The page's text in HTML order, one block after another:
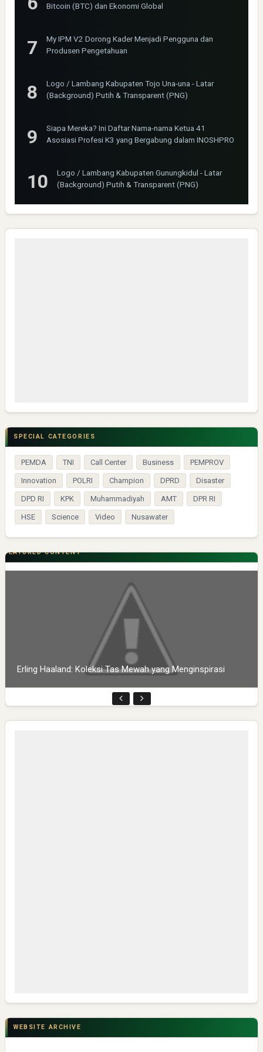
Bitcoin (BTC) dan Ekonomi Global
My IPM V2 Dorong Kader Menjadi Pengguna dan
Produsen Pengetahuan
Logo / Lambang Kabupaten Tojo Una-una - Latar
(Background) Putih & Transparent (PNG)
Siapa Mereka? Ini Daftar Nama-nama Ketua 41
Asosiasi Profesi K3 yang Bergabung dalam INOSHPRO
Logo / Lambang Kabupaten Gunungkidul - Latar
(Background) Putih & Transparent (PNG)
SPECIAL CATEGORIES
PEMDA TNI Call Center Business PEMPROV
Innovation POLRI Champion DPRD Disaster
DPD RI KPK Muhammadiyah AMT DPR RI
HSE Science Video Nusawater
FEATURED CONTENT
Erling Haaland: Koleksi Tas Mewah yang Menginspirasi
Hasil Panen
WEBSITE ARCHIVE